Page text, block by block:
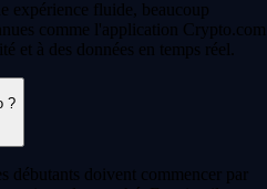
apps crypto, mais celle-ci est
à utiliser et leur service client est